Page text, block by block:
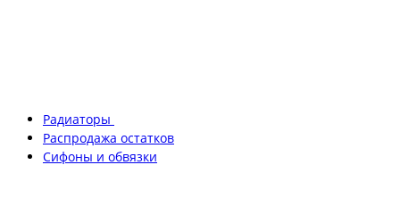
Радиаторы
Распродажа остатков
Сифоны и обвязки